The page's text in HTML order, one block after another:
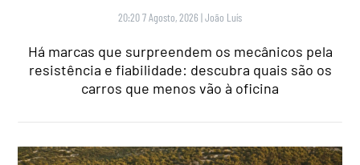
20:20 7 Agosto, 2026 |João Luís
Há marcas que surpreendem os mecânicos pela
resistência e fiabilidade: descubra quais são os
carros que menos vão à oficina